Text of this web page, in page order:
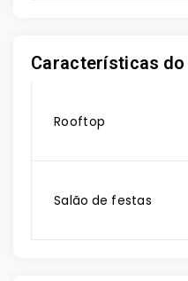
Características
Rooftop
Salão de festas